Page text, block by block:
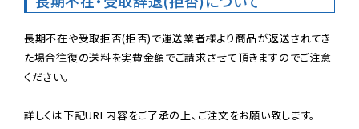
長期不在や受取拒否(拒否)で運送業者様より商品が返送されてき
た場合往復の送料を実費金額でご請求させて頂きますのでご注意
ください。